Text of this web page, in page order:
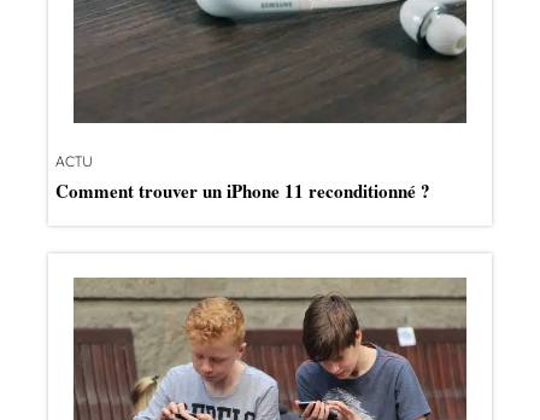
ACTU
Comment trouver un iPhone 11 reconditionné ?